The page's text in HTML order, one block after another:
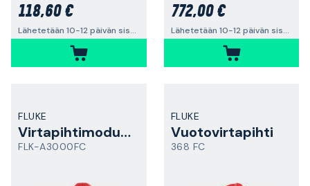
118,60 €
Lähetetään 10-12 päivän sisällä
772,00 €
Lähetetään 10-12 päivän sisällä
FLUKE
Virtapihtimoduuli
FLK-A3000FC
FLUKE
Vuotovirtapihti
368 FC